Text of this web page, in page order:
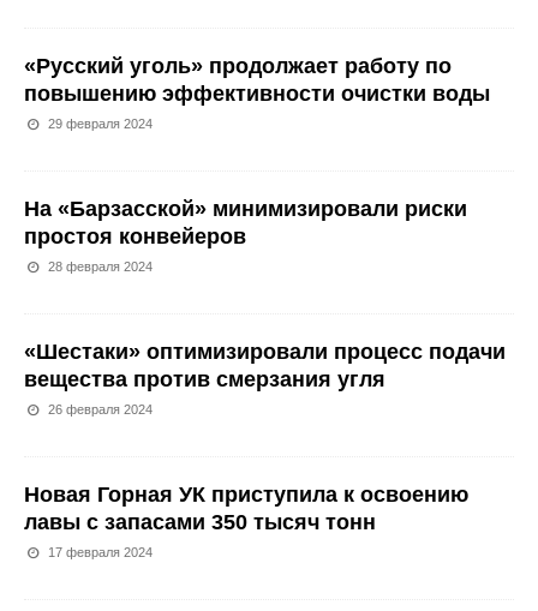
«Русский уголь» продолжает работу по
повышению эффективности очистки воды
29 февраля 2024
На «Барзасской» минимизировали риски
простоя конвейеров
28 февраля 2024
«Шестаки» оптимизировали процесс подачи
вещества против смерзания угля
26 февраля 2024
Новая Горная УК приступила к освоению
лавы с запасами 350 тысяч тонн
17 февраля 2024